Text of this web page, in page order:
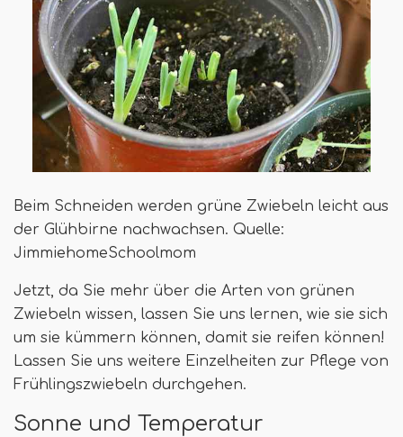
Beim Schneiden werden grüne Zwiebeln leicht aus
der Glühbirne nachwachsen. Quelle:
JimmiehomeSchoolmom
Jetzt, da Sie mehr über die Arten von grünen
Zwiebeln wissen, lassen Sie uns lernen, wie sie sich
um sie kümmern können, damit sie reifen können!
Lassen Sie uns weitere Einzelheiten zur Pflege von
Frühlingszwiebeln durchgehen.
Sonne und Temperatur